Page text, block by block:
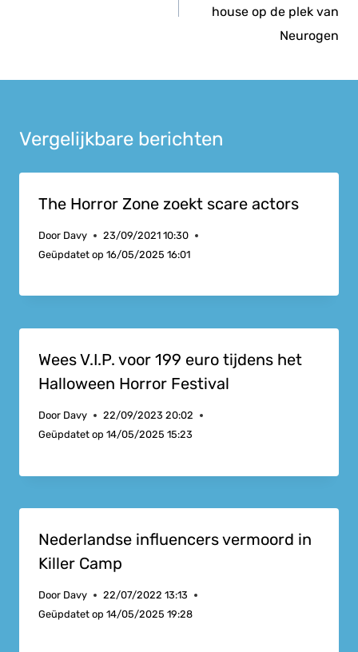
house op de plek van
Neurogen
Vergelijkbare berichten
The Horror Zone zoekt scare actors
Door Davy
23/09/2021 10:30
Geüpdatet op 16/05/2025 16:01
Wees V.I.P. voor 199 euro tijdens het
Halloween Horror Festival
Door Davy
22/09/2023 20:02
Geüpdatet op 14/05/2025 15:23
Nederlandse influencers vermoord in
Killer Camp
Door Davy
22/07/2022 13:13
Geüpdatet op 14/05/2025 19:28